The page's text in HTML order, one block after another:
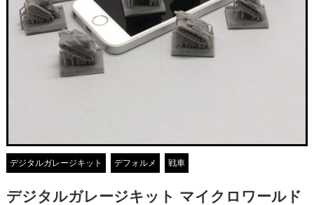
デジタルガレージキット デフォルメ 戦車
デジタルガレージキット マイクロワールド